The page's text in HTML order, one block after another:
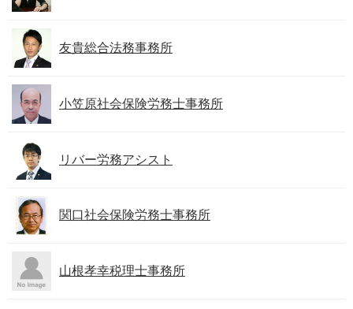
友貴総合法務事務所
小笠原社会保険労務士事務所
リバー労務アシスト
関口社会保険労務士事務所
山根孝幸税理士事務所